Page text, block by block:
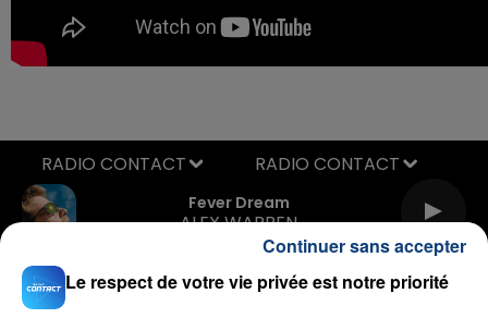
Fever Dream
ALEX WARREN
RADIO CONTACT
Le respect de votre vie privée est notre priorité
Continuer sans accepter